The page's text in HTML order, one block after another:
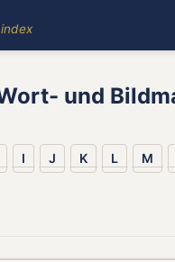
und
I J K L M